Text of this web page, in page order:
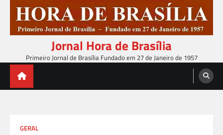
content
Jornal Hora de Brasília
Primeiro Jornal de Brasília Fundado em 27 de Janeiro de 1957
GERAL